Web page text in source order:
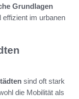
Grundlagen
effizient im urbanen
sind oft stark
die Mobilität als